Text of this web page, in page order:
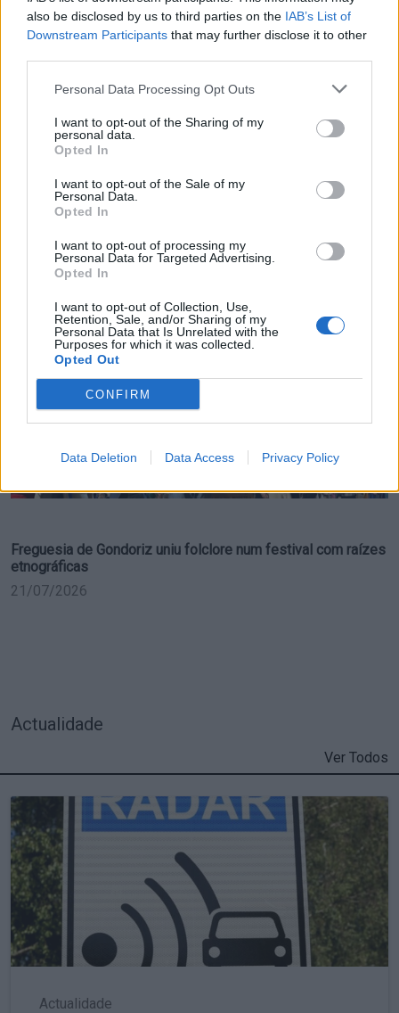
also be disclosed by us to third parties on the IAB’s List of
Downstream Participants that may further disclose it to other
Personal Data Processing Opt Outs
I want to opt-out of the Sharing of my
personal data.
Opted In
I want to opt-out of the Sale of my
Personal Data.
Opted In
I want to opt-out of processing my
Personal Data for Targeted Advertising.
Opted In
I want to opt-out of Collection, Use,
Retention, Sale, and/or Sharing of my
Personal Data that Is Unrelated with the
Purposes for which it was collected.
Opted Out
CONFIRM
Data Deletion Data Access Privacy Policy
Caminha celebra 742 anos do Foral na próxima sexta-feira
Splash Family Festival regressa a Cerveira com animação
22/07/2026
Freguesia de Gondoriz uniu folclore num festival com raízes
etnográficas
21/07/2026
Actualidade
Ver Todos
Actualidade